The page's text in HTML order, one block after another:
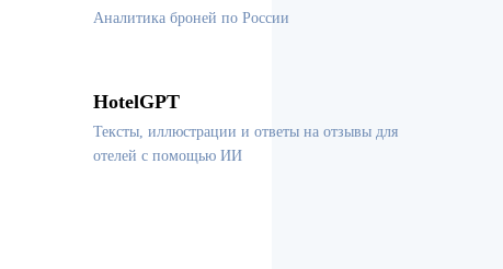
Аналитика броней по России
HotelGPT
Тексты, иллюстрации и ответы на отзывы для
отелей с помощью ИИ